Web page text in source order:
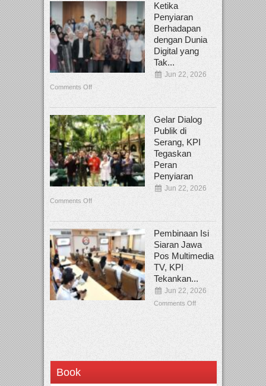
Ketika
Penyiaran
Berhadapan
dengan Dunia
Digital yang
Tak...
Jun 22, 2026
Comments Off
Gelar Dialog
Publik di
Serang, KPI
Tegaskan
Peran
Penyiaran
Jun 22, 2026
Comments Off
Pembinaan Isi
Siaran Jawa
Pos Multimedia
TV, KPI
Tekankan...
Jun 22, 2026
Comments Off
Book